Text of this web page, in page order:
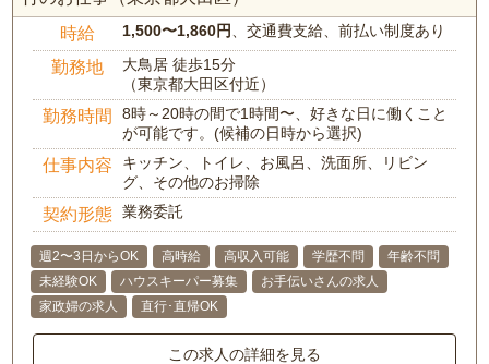
時給 1,500〜1,860円 、交通費支給、前払い制度あり
勤務地
大鳥居 徒歩15分
（東京都大田区付近）
勤務時間
8時～20時の間で1時間〜、好きな日に働くこと
が可能です。(候補の日時から選択)
仕事内容
キッチン、トイレ、お風呂、洗面所、リビン
グ、その他のお掃除
契約形態 業務委託
週2〜3日からOK 高時給 高収入可能 学歴不問
年齢不問
未経験OK
ハウスキーパー募集
お手伝いさんの求人
家政婦の求人
直行･直帰OK
この求人の詳細を見る